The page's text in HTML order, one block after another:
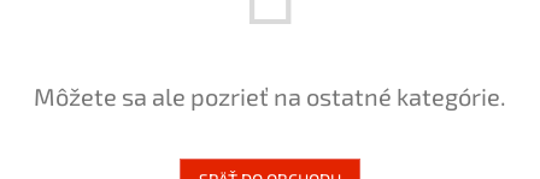
Môžete sa ale pozrieť na ostatné kategórie.